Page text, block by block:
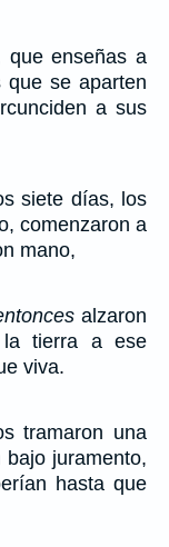
enseñas a
se aparten
a sus
siete días, los
comenzaron a
mano,
alzaron
la tierra a ese
viva.
tramaron una
juramento,
hasta que